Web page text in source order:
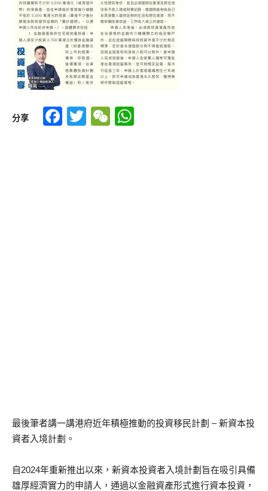
分享 Facebook
TwitterWeChat
最後筆者講一講港府近年積極推動的投資移民計劃 – 新資本投
資者入境計劃。
自2024年重新推出以來，新資本投資者入境計劃旨在吸引具備
雄厚經濟實力的申請人，通過以金融資產形式進行資本投資，